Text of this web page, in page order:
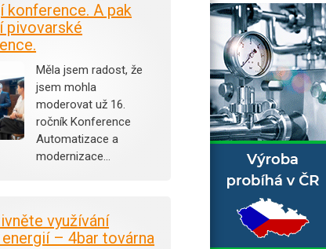
konference. A pak
pivovarské
Měla jsem radost, že
jsem mohla
moderovat už 16.
ročník Konference
Automatizace a
modernizace…
využívání
– 4bar továrna